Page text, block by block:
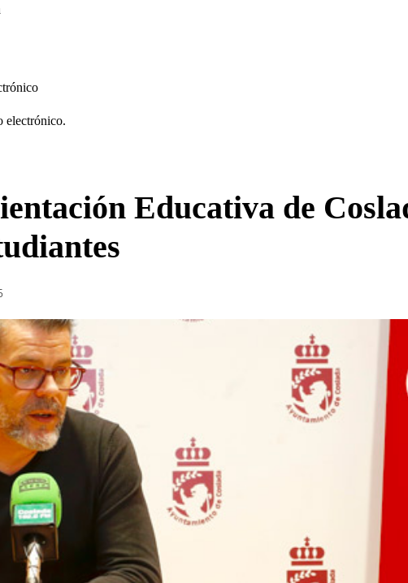
electrónico.
Educativa de